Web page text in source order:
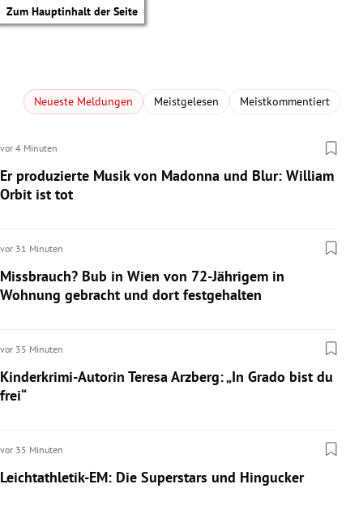
Zum Hauptinhalt der Seite
Untermenü
Untermenü
Neueste Meldungen Meistgelesen Meistkommentiert
vor 4 Minuten
Er produzierte Musik von Madonna und Blur: William
Orbit ist tot
vor 31 Minuten
Missbrauch? Bub in Wien von 72-Jährigem in
Wohnung gebracht und dort festgehalten
vor 35 Minuten
Kinderkrimi-Autorin Teresa Arzberg: „In Grado bist du
frei“
vor 35 Minuten
Leichtathletik-EM: Die Superstars und Hingucker